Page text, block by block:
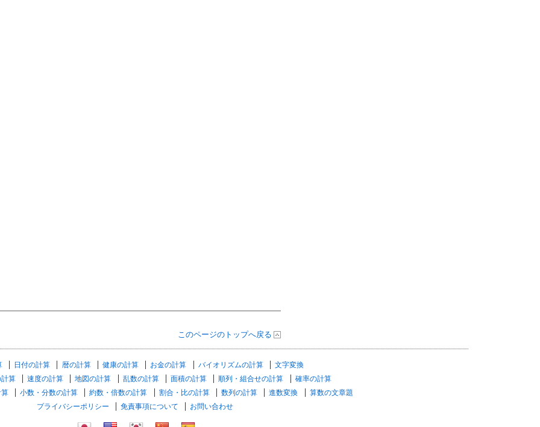
このページのトップへ戻る
日付の計算 暦の計算 健康の計算 お金の計算 バイオリズムの計算
文字変換
算
速度の計算 地図の計算 乱数の計算 面積の計算 順列・組合せの計算
確率の計算
小数・分数の計算 約数・倍数の計算 割合・比の計算 数列の計算 進数変換
算数の文章題
プライバシーポリシー
免責事項について お問い合わせ